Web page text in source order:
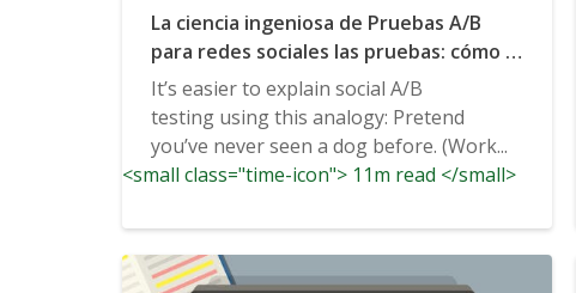
La ciencia ingeniosa de Pruebas A/B
para redes sociales las pruebas: cómo el
pensamiento Bayesiano trae los clics
It’s easier to explain social A/B
testing using this analogy: Pretend
you’ve never seen a dog before. (Work...
<small class="time-icon"> 11m read </small>